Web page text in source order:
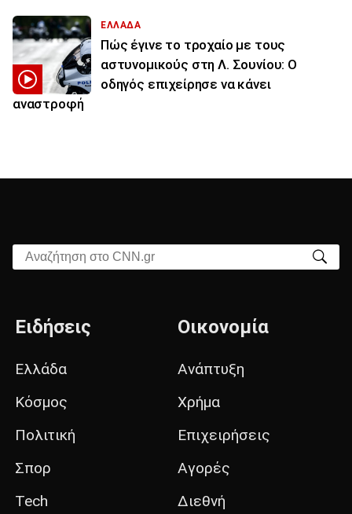
ΕΛΛΑΔΑ
Πώς έγινε το τροχαίο με τους
αστυνομικούς στη Λ. Σουνίου: Ο
οδηγός επιχείρησε να κάνει
αναστροφή
Αναζήτηση στο CNN.gr
Ειδήσεις
Ελλάδα
Κόσμος
Πολιτική
Σπορ
Tech
Οικονομία
Ανάπτυξη
Χρήμα
Επιχειρήσεις
Αγορές
Διεθνή